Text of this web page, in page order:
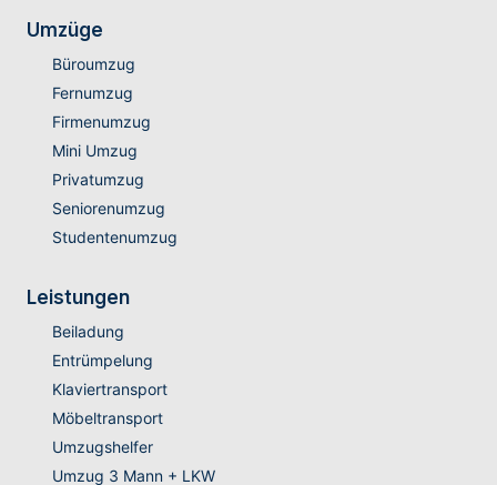
Umzüge
Büroumzug
Fernumzug
Firmenumzug
Mini Umzug
Privatumzug
Seniorenumzug
Studentenumzug
Leistungen
Beiladung
Entrümpelung
Klaviertransport
Möbeltransport
Umzugshelfer
Umzug 3 Mann + LKW